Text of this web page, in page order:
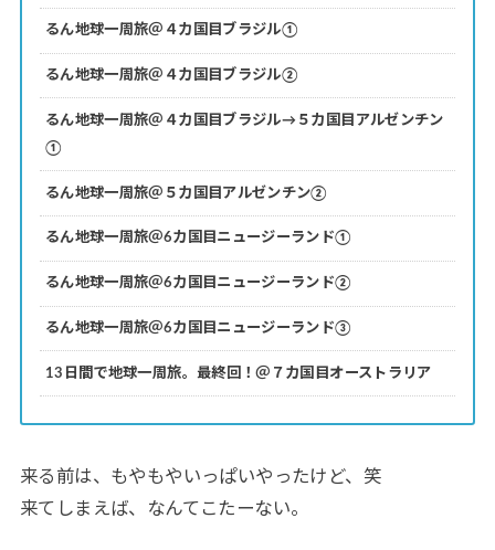
るん地球一周旅＠４カ国目ブラジル①
るん地球一周旅＠４カ国目ブラジル②
るん地球一周旅＠４カ国目ブラジル→５カ国目アルゼンチン
①
るん地球一周旅＠５カ国目アルゼンチン②
るん地球一周旅＠6カ国目ニュージーランド①
るん地球一周旅＠6カ国目ニュージーランド②
るん地球一周旅＠6カ国目ニュージーランド③
13日間で地球一周旅。最終回！＠７カ国目オーストラリア
来る前は、もやもやいっぱいやったけど、笑
来てしまえば、なんてこたーない。